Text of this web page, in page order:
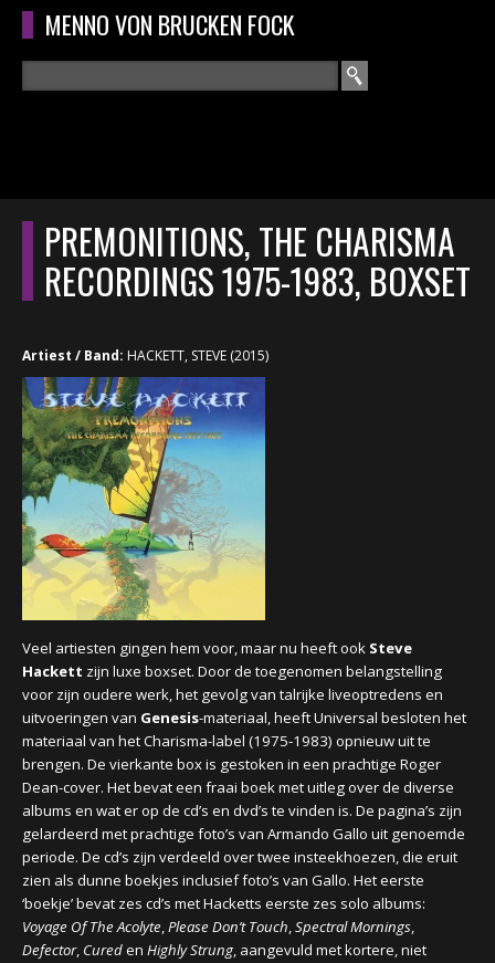
Overslaan en naar de algemene inhoud gaan
MENNO VON BRUCKEN FOCK
ZOEKVELD
HOOFDMENU HOME
CURRICULUM
INTERVIEWS
CONCERTEN
CONCERTFOTO'S
CONCERTBEZOEK
PREMONITIONS, THE CHARISMA
RECORDINGS 1975-1983, BOXSET
Artiest / Band: HACKETT, STEVE (2015)
Veel artiesten gingen hem voor, maar nu heeft ook Steve
Hackett zijn luxe boxset. Door de toegenomen belangstelling
voor zijn oudere werk, het gevolg van talrijke liveoptredens en
uitvoeringen van Genesis-materiaal, heeft Universal besloten het
materiaal van het Charisma-label (1975-1983) opnieuw uit te
brengen. De vierkante box is gestoken in een prachtige Roger
Dean-cover. Het bevat een fraai boek met uitleg over de diverse
albums en wat er op de cd’s en dvd’s te vinden is. De pagina’s zijn
gelardeerd met prachtige foto’s van Armando Gallo uit genoemde
periode. De cd’s zijn verdeeld over twee insteekhoezen, die eruit
zien als dunne boekjes inclusief foto’s van Gallo. Het eerste
‘boekje’ bevat zes cd’s met Hacketts eerste zes solo albums:
Voyage Of The Acolyte,Please Don’t Touch,Spectral Mornings,
Defector, Cureden Highly Strung, aangevuld met kortere, niet